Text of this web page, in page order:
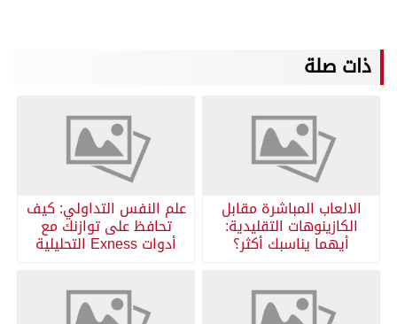
ذات صلة
الالعاب المباشرة مقابل
الكازينوهات التقليدية:
أيهما يناسبك أكثر؟
علم النفس التداولي: كيف
تحافظ على توازنك مع
أدوات Exness التحليلية